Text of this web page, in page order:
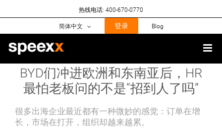
to
热线电话: 400-670-0770
简体中文 登录 Blog
BYD们冲进欧洲和东南亚后，HR
最怕老板问的不是“招到人了吗”
很多出海企业最近都有一种微妙的感觉：订单在增
长，市场在打开，组织却越来越累。